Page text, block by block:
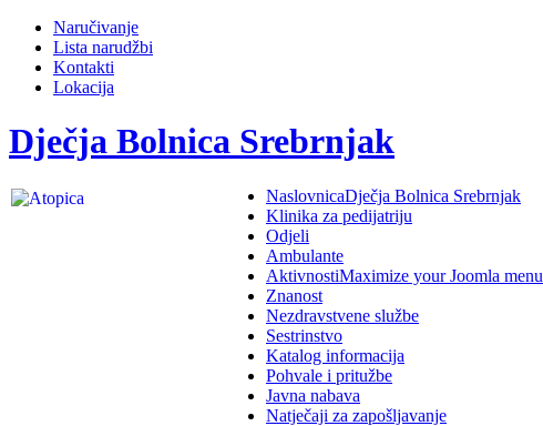
Naručivanje
Lista narudžbi
Kontakti
Lokacija
Dječja Bolnica Srebrnjak
NaslovnicaDječja Bolnica Srebrnjak
Klinika za pedijatriju
Odjeli
Ambulante
AktivnostiMaximize your Joomla menu
Znanost
Nezdravstvene službe
Sestrinstvo
Katalog informacija
Pohvale i pritužbe
Javna nabava
Natječaji za zapošljavanje